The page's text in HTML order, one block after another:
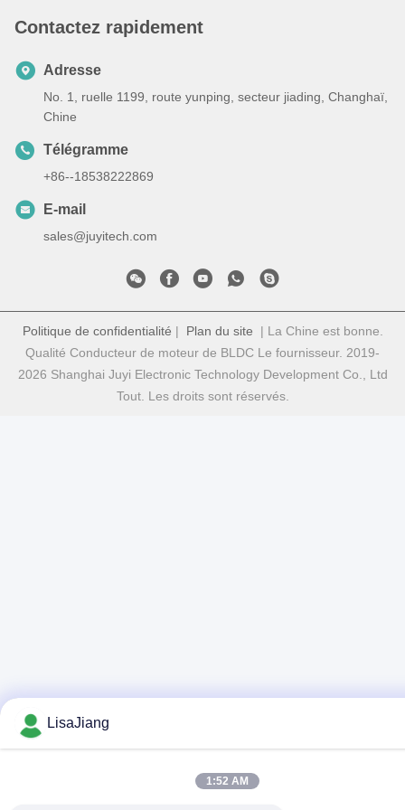
Contactez rapidement
Adresse
No. 1, ruelle 1199, route yunping, secteur jiading, Changhaï,
Chine
Télégramme
+86--18538222869
E-mail
sales@juyitech.com
Politique de confidentialité | Plan du site | La Chine est bonne.
Qualité Conducteur de moteur de BLDC Le fournisseur. 2019-
2026 Shanghai Juyi Electronic Technology Development Co., Ltd
Tout. Les droits sont réservés.
LisaJiang
1:52 AM